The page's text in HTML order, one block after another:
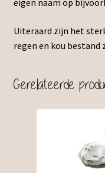
Uiteraard zijn het
regen en kou bestand
Gerelateerde